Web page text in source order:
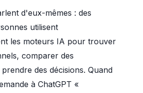
d'eux-mêmes : des
utilisent
les moteurs IA pour trouver
comparer des
des décisions. Quand
à ChatGPT «